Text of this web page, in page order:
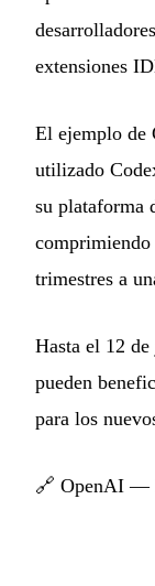
extensiones
El ejemplo de
utilizado
su plataforma
comprimiendo
trimestres a
Hasta el 12
pueden
para los
🔗 OpenAI —